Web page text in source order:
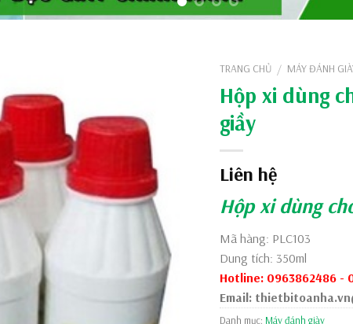
TRANG CHỦ / MÁY ĐÁNH
Hộp xi dùng
giầy
Liên hệ
Hộp xi dùng
Mã hàng: PLC103
Dung tích: 350ml
Hotline: 0963862486 -
Email:
Danh mục: Máy đánh giày